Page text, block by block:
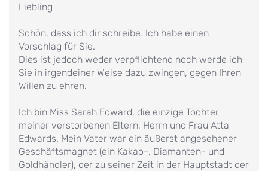
Liebling
Schön, dass ich dir schreibe. Ich habe einen
Vorschlag für Sie.
Dies ist jedoch weder verpflichtend noch werde ich
Sie in irgendeiner Weise dazu zwingen, gegen Ihren
Willen zu ehren.
Ich bin Miss Sarah Edward, die einzige Tochter
meiner verstorbenen Eltern, Herrn und Frau Atta
Edwards. Mein Vater war ein äußerst angesehener
Geschäftsmagnet (ein Kakao-, Diamanten- und
Goldhändler), der zu seiner Zeit in der Hauptstadt der